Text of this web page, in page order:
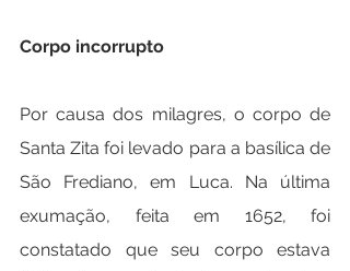
Corpo incorrupto
Por causa dos milagres, o corpo de
Santa Zita foi levado para a basílica de
São Frediano, em Luca. Na última
exumação, feita em 1652, foi
constatado que seu corpo estava